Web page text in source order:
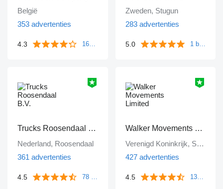
België
353 advertenties
4.3 161 beoordelingen
Zweden, Stugun
283 advertenties
5.0 1 beoordeling
Trucks Roosendaal B.V.
Nederland, Roosendaal
361 advertenties
4.5 78 beoordelingen
Walker Movements Limited
Verenigd Koninkrijk, Sawley
427 advertenties
4.5 135 beoordelingen